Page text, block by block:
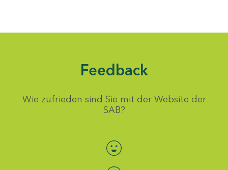
Feedback
Wie zufrieden sind Sie mit der Website der
SAB?
Bewertung auswählen